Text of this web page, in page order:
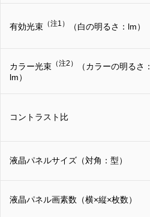
有効光束 （注1） （白の明るさ：lm）
カラー光束 （注2）
（カラーの明るさ：
lm）
コントラスト比
液晶パネルサイズ（対角：型）
液晶パネル画素数（横×縦×枚数）